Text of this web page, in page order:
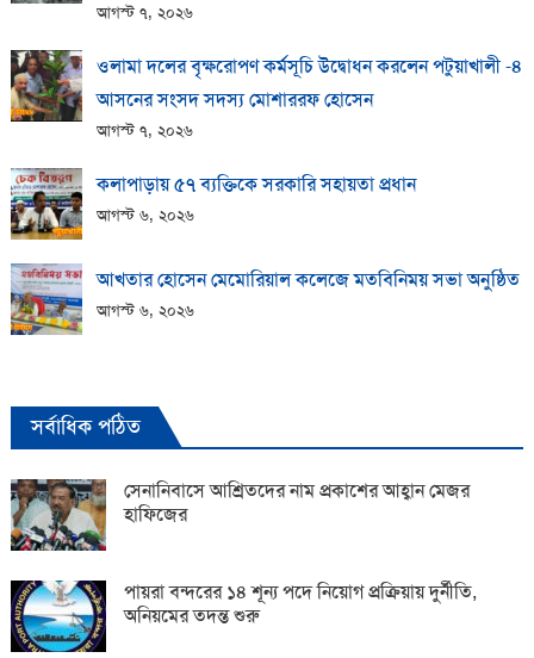
আগস্ট ৭, ২০২৬
ওলামা দলের বৃক্ষরোপণ কর্মসূচি উদ্বোধন করলেন পটুয়াখালী -৪
আসনের সংসদ সদস্য মোশাররফ হোসেন
আগস্ট ৭, ২০২৬
কলাপাড়ায় ​৫৭ ব্যক্তিকে সরকারি সহায়তা প্রধান
আগস্ট ৬, ২০২৬
আখতার হোসেন মেমোরিয়াল কলেজে মতবিনিময় সভা অনুষ্ঠিত
আগস্ট ৬, ২০২৬
সর্বাধিক পঠিত
সেনানিবাসে আশ্রিতদের নাম প্রকাশের আহ্বান মেজর
হাফিজের
পায়রা বন্দরের ১৪ শূন্য পদে নিয়োগ প্রক্রিয়ায় দুর্নীতি,
অনিয়মের তদন্ত শুরু